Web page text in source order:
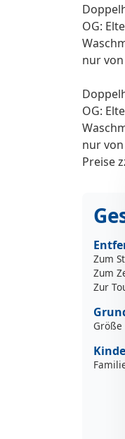
OG:
nur
OG:
nur
Preise
Zum
Zum
Zur
Größe